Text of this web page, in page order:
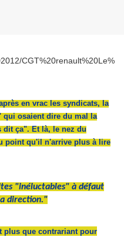
en vrac les syndicats, la
qui osaient dire du mal la
dit ça". Et là, le nez du
point qu'il n'arrive plus à lire
"inéluctables" à défaut
direction."
plus que contrariant pour